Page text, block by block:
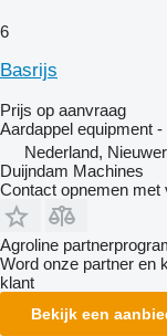
6
Basrijs
Prijs op aanvraag
Aardappel equipment
Nederland,
Duijndam Machines
Contact opnemen met
Agroline
Word onze partner en
klant
Bekijk een